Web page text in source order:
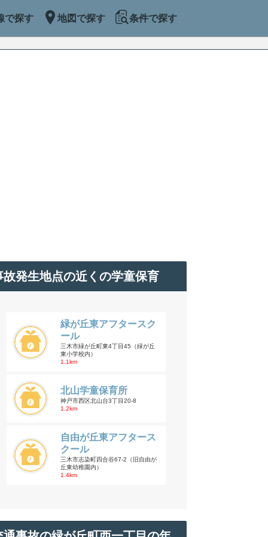
で探す 地図で探す 条件で探す
故発生地点の近くの学童保育
緑が丘東アフタースク
ール
三木市緑が丘町東4丁目45（緑が丘
東小学校内）
1.1km
北山学童保育所
神戸市西区北山台3丁目20-8
1.2km
自由が丘東アフタース
クール
三木市志染町四合谷67-2（旧自由が
丘東幼稚園内）
1.4km